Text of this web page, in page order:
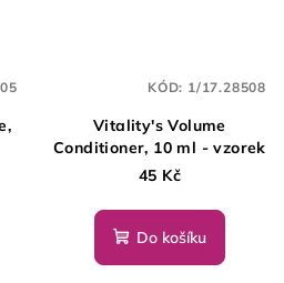
Vitality's Volume
Conditioner, 10 ml - vzorek
45 Kč
Do košíku
KÓD: 1/17.28508